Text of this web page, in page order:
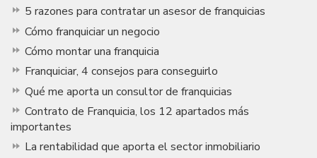
5 razones para contratar un asesor de franquicias
Cómo franquiciar un negocio
Cómo montar una franquicia
Franquiciar, 4 consejos para conseguirlo
Qué me aporta un consultor de franquicias
Contrato de Franquicia, los 12 apartados más
importantes
La rentabilidad que aporta el sector inmobiliario